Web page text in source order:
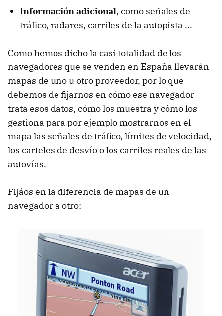
Información adicional, como señales de
tráfico, radares, carriles de la autopista ...
Como hemos dicho la casi totalidad de los
navegadores que se venden en España llevarán
mapas de uno u otro proveedor, por lo que
debemos de fijarnos en cómo ese navegador
trata esos datos, cómo los muestra y cómo los
gestiona para por ejemplo mostrarnos en el
mapa las señales de tráfico, límites de velocidad,
los carteles de desvío o los carriles reales de las
autovías.
Fijáos en la diferencia de mapas de un
navegador a otro: